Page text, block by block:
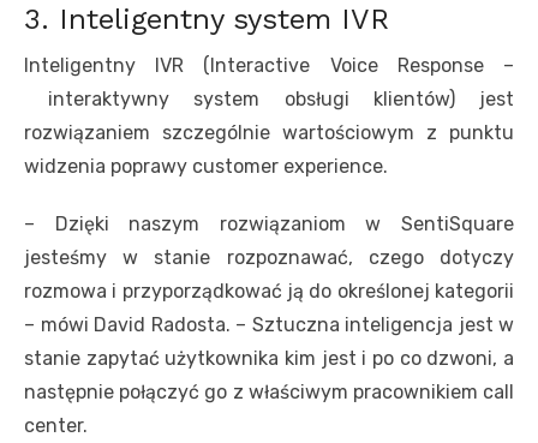
3. Inteligentny system IVR
Inteligentny IVR (Interactive Voice Response –
interaktywny system obsługi klientów) jest
rozwiązaniem szczególnie wartościowym z punktu
widzenia poprawy customer experience.
– Dzięki naszym rozwiązaniom w SentiSquare
jesteśmy w stanie rozpoznawać, czego dotyczy
rozmowa i przyporządkować ją do określonej kategorii
– mówi David Radosta. – Sztuczna inteligencja jest w
stanie zapytać użytkownika kim jest i po co dzwoni, a
następnie połączyć go z właściwym pracownikiem call
center.